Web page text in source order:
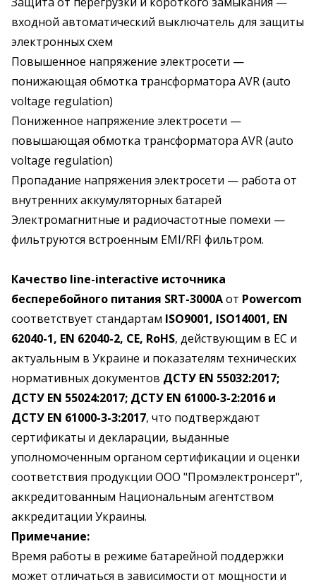
входной автоматический выключатель для защиты
электронных схем
Повышенное напряжение электросети —
понижающая обмотка трансформатора AVR (auto
voltage regulation)
Пониженное напряжение электросети —
повышающая обмотка трансформатора AVR (auto
voltage regulation)
Пропадание напряжения электросети — работа от
внутренних аккумуляторных батарей
Электромагнитные и радиочастотные помехи —
фильтруются встроенным EMI/RFI фильтром.
Качество line-interactive источника
бесперебойного питания SRT-3000Aот Powercom
соответствует стандартам ISO9001, ISO14001, EN
62040-1, EN 62040-2, CE, RoHS, действующим в ЕС и
актуальным в Украине и показателям технических
нормативных документов ДСТУ EN 55032:2017;
ДСТУ EN 55024:2017; ДСТУ EN 61000-3-2:2016 и
ДСТУ EN 61000-3-3:2017, что подтверждают
сертификаты и декларации, выданные
уполномоченным органом сертификации и оценки
соответствия продукции ООО "Промэлектронсерт",
аккредитованным Национальным агентством
аккредитации Украины.
Примечание:
Время работы в режиме батарейной поддержки
может отличаться в зависимости от мощности и